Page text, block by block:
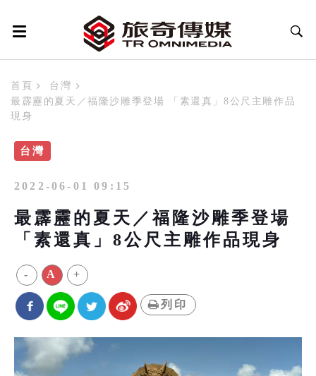
首頁
台灣
最霹靂的夏天／福隆沙雕季登場 「素還真」8公尺主雕作品
現身
台灣
2022-06-01 09:15
最霹靂的夏天／福隆沙雕季登場
「素還真」8公尺主雕作品現身
- A +
列印